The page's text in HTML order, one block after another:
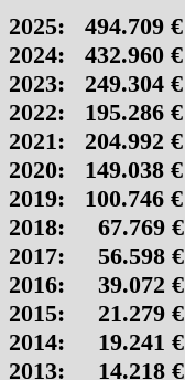
2025: 494.709
2024: 432.960
2023: 249.304 €
2022: 195.286 €
2021: 204.992 €
2020: 149.038 €
2019: 100.746 €
2018: 67.769 €
2017: 56.598 €
2016: 39.072 €
2015: 21.279 €
2014: 19.241 €
2013: 14.218 €